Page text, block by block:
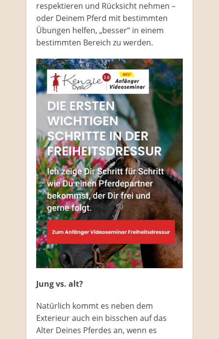
respektieren und Rücksicht nehmen –
oder Deinem Pferd mit bestimmten
Übungen helfen, „besser“ in einem
bestimmten Bereich zu werden.
Jung vs. alt?
Natürlich kommt es neben dem
Exterieur auch ein bisschen auf das
Alter Deines Pferdes an, wenn es